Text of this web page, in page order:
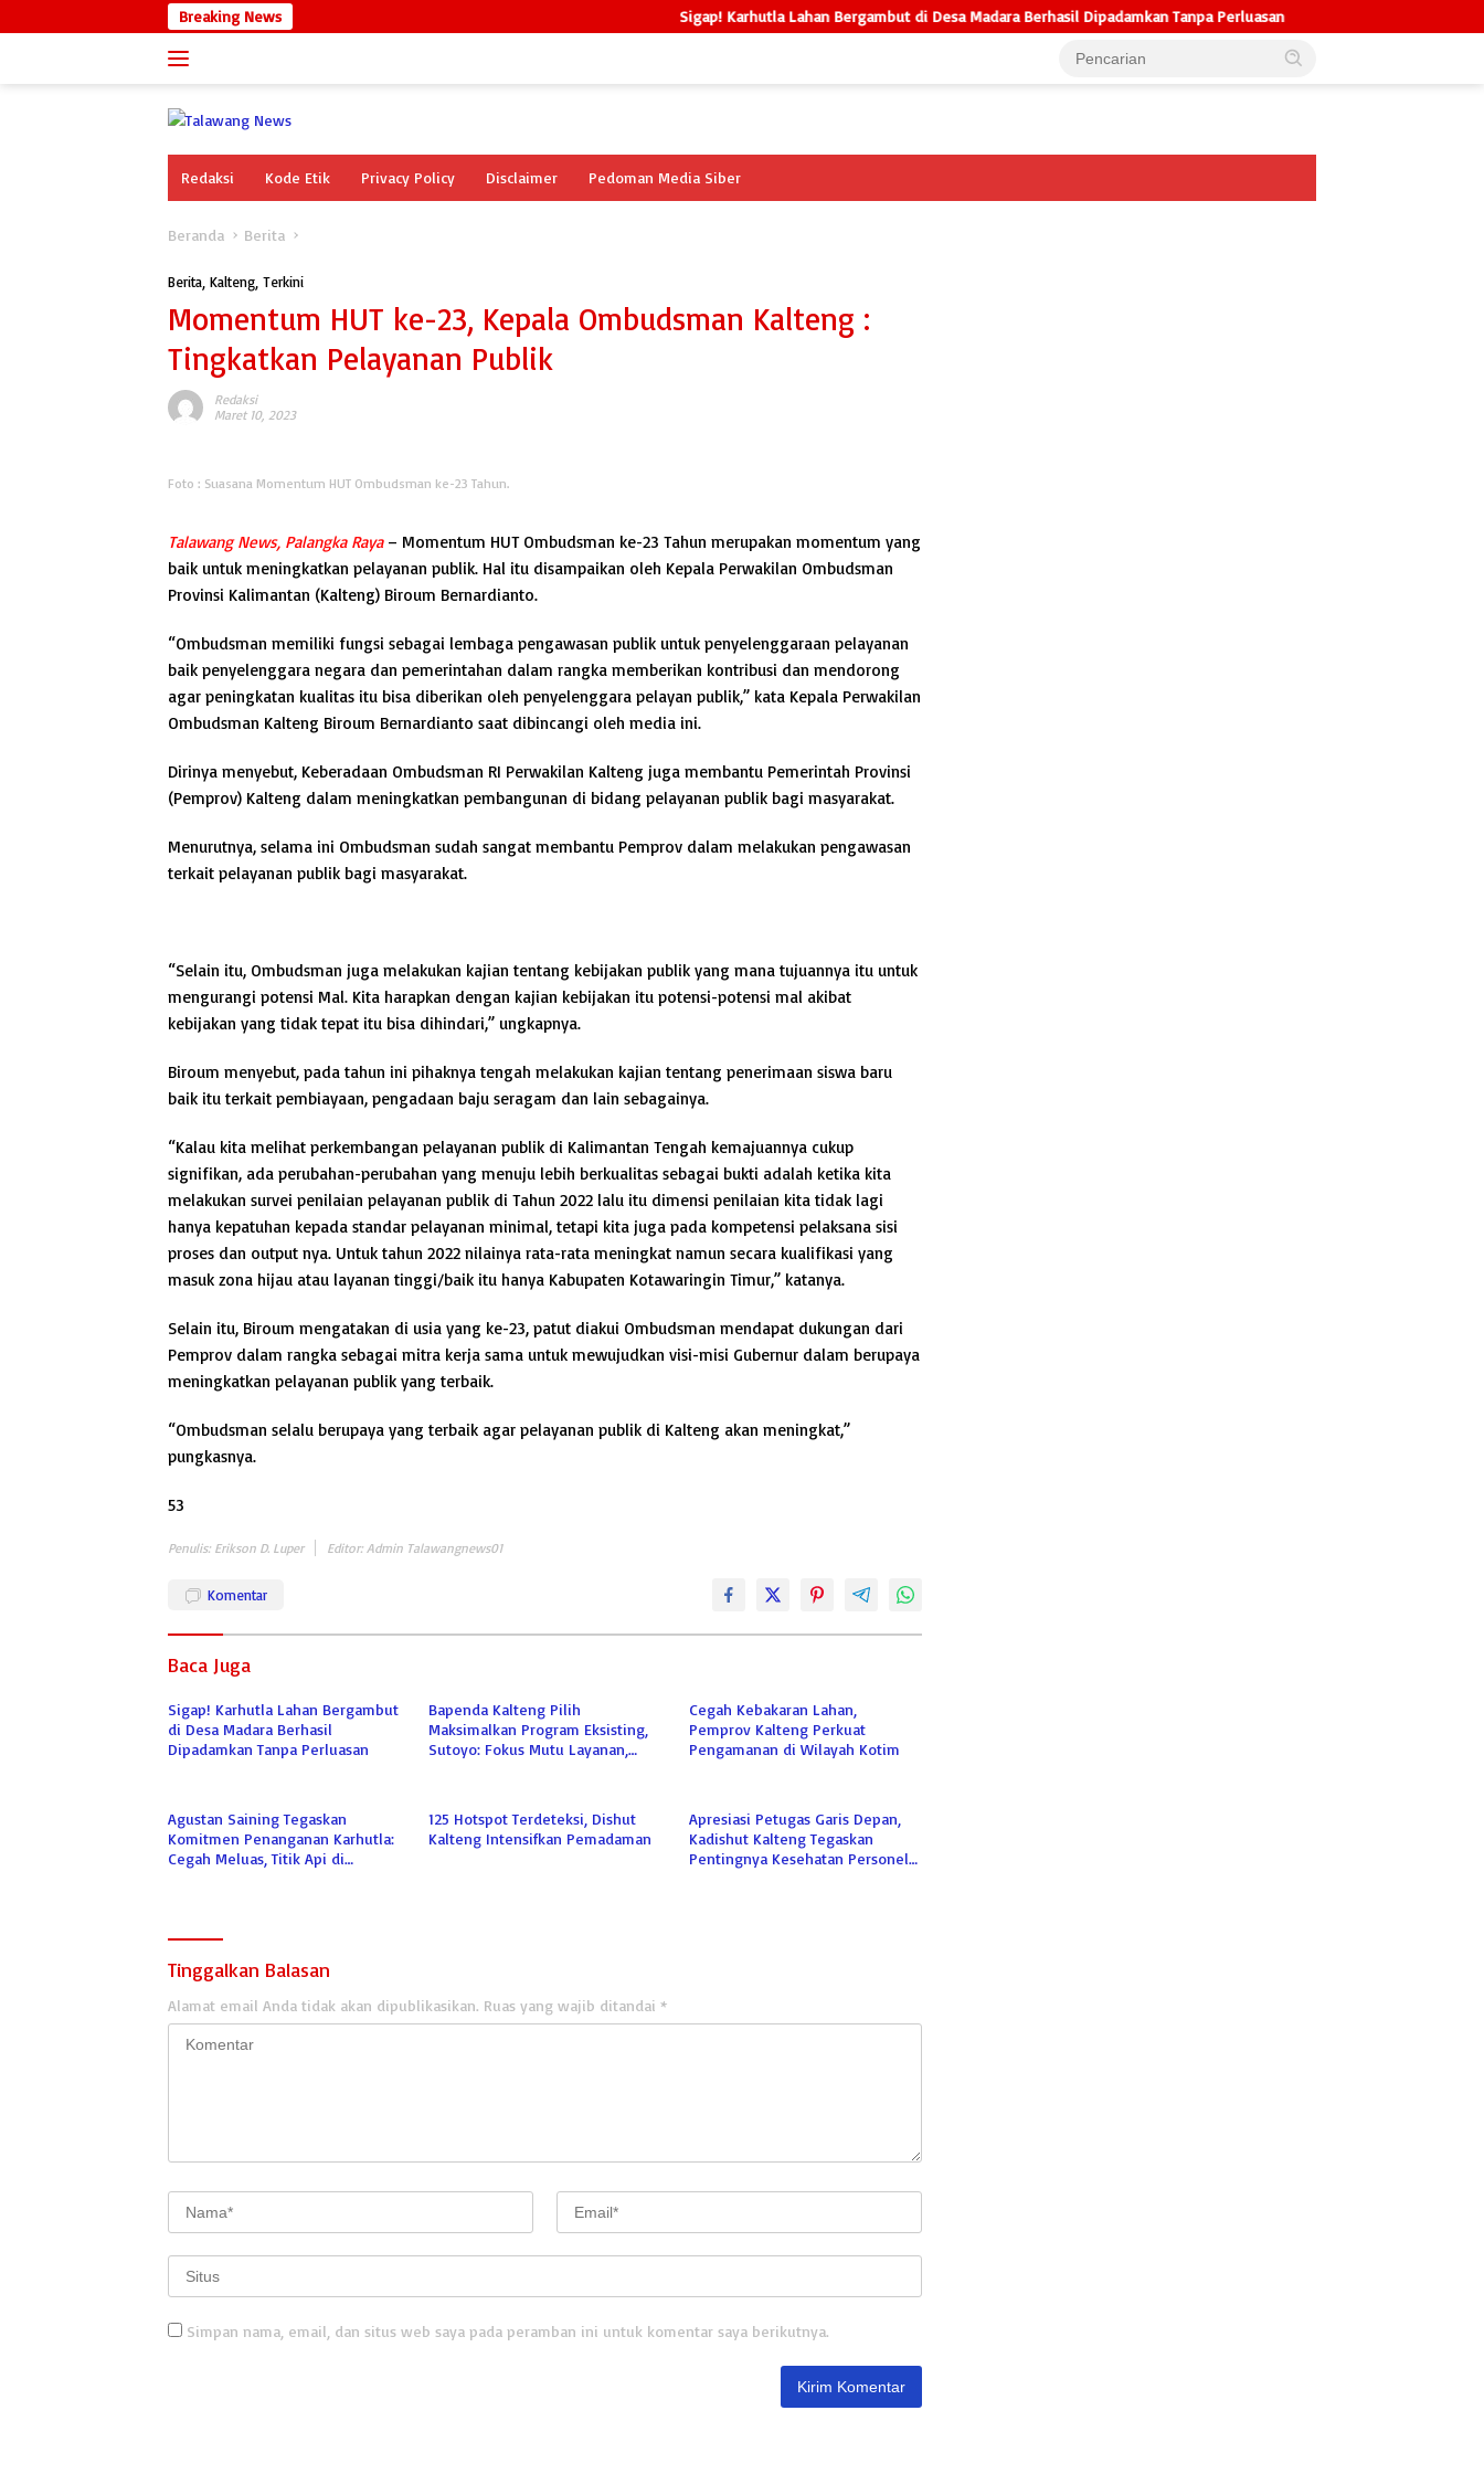
ke
Breaking News Sigap! Karhutla Lahan Bergambut di Desa Madara Berhasil Dipadamkan Tanpa Perluasan
Redaksi Kode Etik Privacy Policy Disclaimer Pedoman Media Siber
Beranda Berita
Berita Kalteng Terkini
Momentum HUT ke-23, Kepala Ombudsman Kalteng :
Tingkatkan Pelayanan Publik
Redaksi
Maret 10, 2023
Foto : Suasana Momentum HUT Ombudsman ke-23 Tahun.
Talawang News, Palangka Raya– Momentum HUT Ombudsman ke-23 Tahun merupakan momentum yang
baik untuk meningkatkan pelayanan publik. Hal itu disampaikan oleh Kepala Perwakilan Ombudsman
Provinsi Kalimantan (Kalteng) Biroum Bernardianto.
“Ombudsman memiliki fungsi sebagai lembaga pengawasan publik untuk penyelenggaraan pelayanan
baik penyelenggara negara dan pemerintahan dalam rangka memberikan kontribusi dan mendorong
agar peningkatan kualitas itu bisa diberikan oleh penyelenggara pelayan publik,” kata Kepala Perwakilan
Ombudsman Kalteng Biroum Bernardianto saat dibincangi oleh media ini.
Dirinya menyebut, Keberadaan Ombudsman RI Perwakilan Kalteng juga membantu Pemerintah Provinsi
(Pemprov) Kalteng dalam meningkatkan pembangunan di bidang pelayanan publik bagi masyarakat.
Menurutnya, selama ini Ombudsman sudah sangat membantu Pemprov dalam melakukan pengawasan
terkait pelayanan publik bagi masyarakat.
“Selain itu, Ombudsman juga melakukan kajian tentang kebijakan publik yang mana tujuannya itu untuk
mengurangi potensi Mal. Kita harapkan dengan kajian kebijakan itu potensi-potensi mal akibat
kebijakan yang tidak tepat itu bisa dihindari,” ungkapnya.
Biroum menyebut, pada tahun ini pihaknya tengah melakukan kajian tentang penerimaan siswa baru
baik itu terkait pembiayaan, pengadaan baju seragam dan lain sebagainya.
“Kalau kita melihat perkembangan pelayanan publik di Kalimantan Tengah kemajuannya cukup
signifikan, ada perubahan-perubahan yang menuju lebih berkualitas sebagai bukti adalah ketika kita
melakukan survei penilaian pelayanan publik di Tahun 2022 lalu itu dimensi penilaian kita tidak lagi
hanya kepatuhan kepada standar pelayanan minimal, tetapi kita juga pada kompetensi pelaksana sisi
proses dan output nya. Untuk tahun 2022 nilainya rata-rata meningkat namun secara kualifikasi yang
masuk zona hijau atau layanan tinggi/baik itu hanya Kabupaten Kotawaringin Timur,” katanya.
Selain itu, Biroum mengatakan di usia yang ke-23, patut diakui Ombudsman mendapat dukungan dari
Pemprov dalam rangka sebagai mitra kerja sama untuk mewujudkan visi-misi Gubernur dalam berupaya
meningkatkan pelayanan publik yang terbaik.
“Ombudsman selalu berupaya yang terbaik agar pelayanan publik di Kalteng akan meningkat,”
pungkasnya.
53
Penulis: Erikson D. Luper Editor: Admin Talawangnews01
Komentar
Baca Juga
Sigap! Karhutla Lahan Bergambut
di Desa Madara Berhasil
Dipadamkan Tanpa Perluasan
Bapenda Kalteng Pilih
Maksimalkan Program Eksisting,
Sutoyo: Fokus Mutu Layanan,
Cegah Kebakaran Lahan,
Pemprov Kalteng Perkuat
Pengamanan di Wilayah Kotim
Agustan Saining Tegaskan
Komitmen Penanganan Karhutla:
Cegah Meluas, Titik Api di
125 Hotspot Terdeteksi, Dishut
Kalteng Intensifkan Pemadaman
Apresiasi Petugas Garis Depan,
Kadishut Kalteng Tegaskan
Pentingnya Kesehatan Personel
Tinggalkan Balasan
Alamat email Anda tidak akan dipublikasikan. Ruas yang wajib ditandai *
Simpan nama, email, dan situs web saya pada peramban ini untuk komentar saya berikutnya.